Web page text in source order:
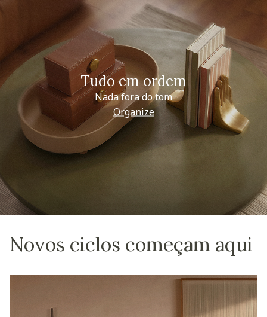
Tudo em ordem
Nada fora do tom
Organize
Novos ciclos começam aqui